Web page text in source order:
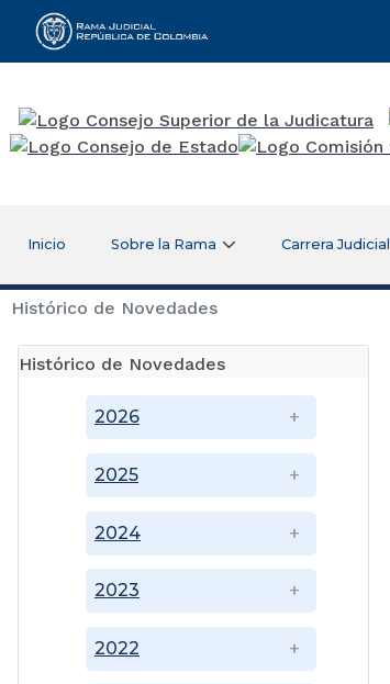
Rama Judicial
Inicio Sobre la Rama Carrera Judicial
Histórico de Novedades
Histórico de Novedades
2022
2023
2024
2025
2026